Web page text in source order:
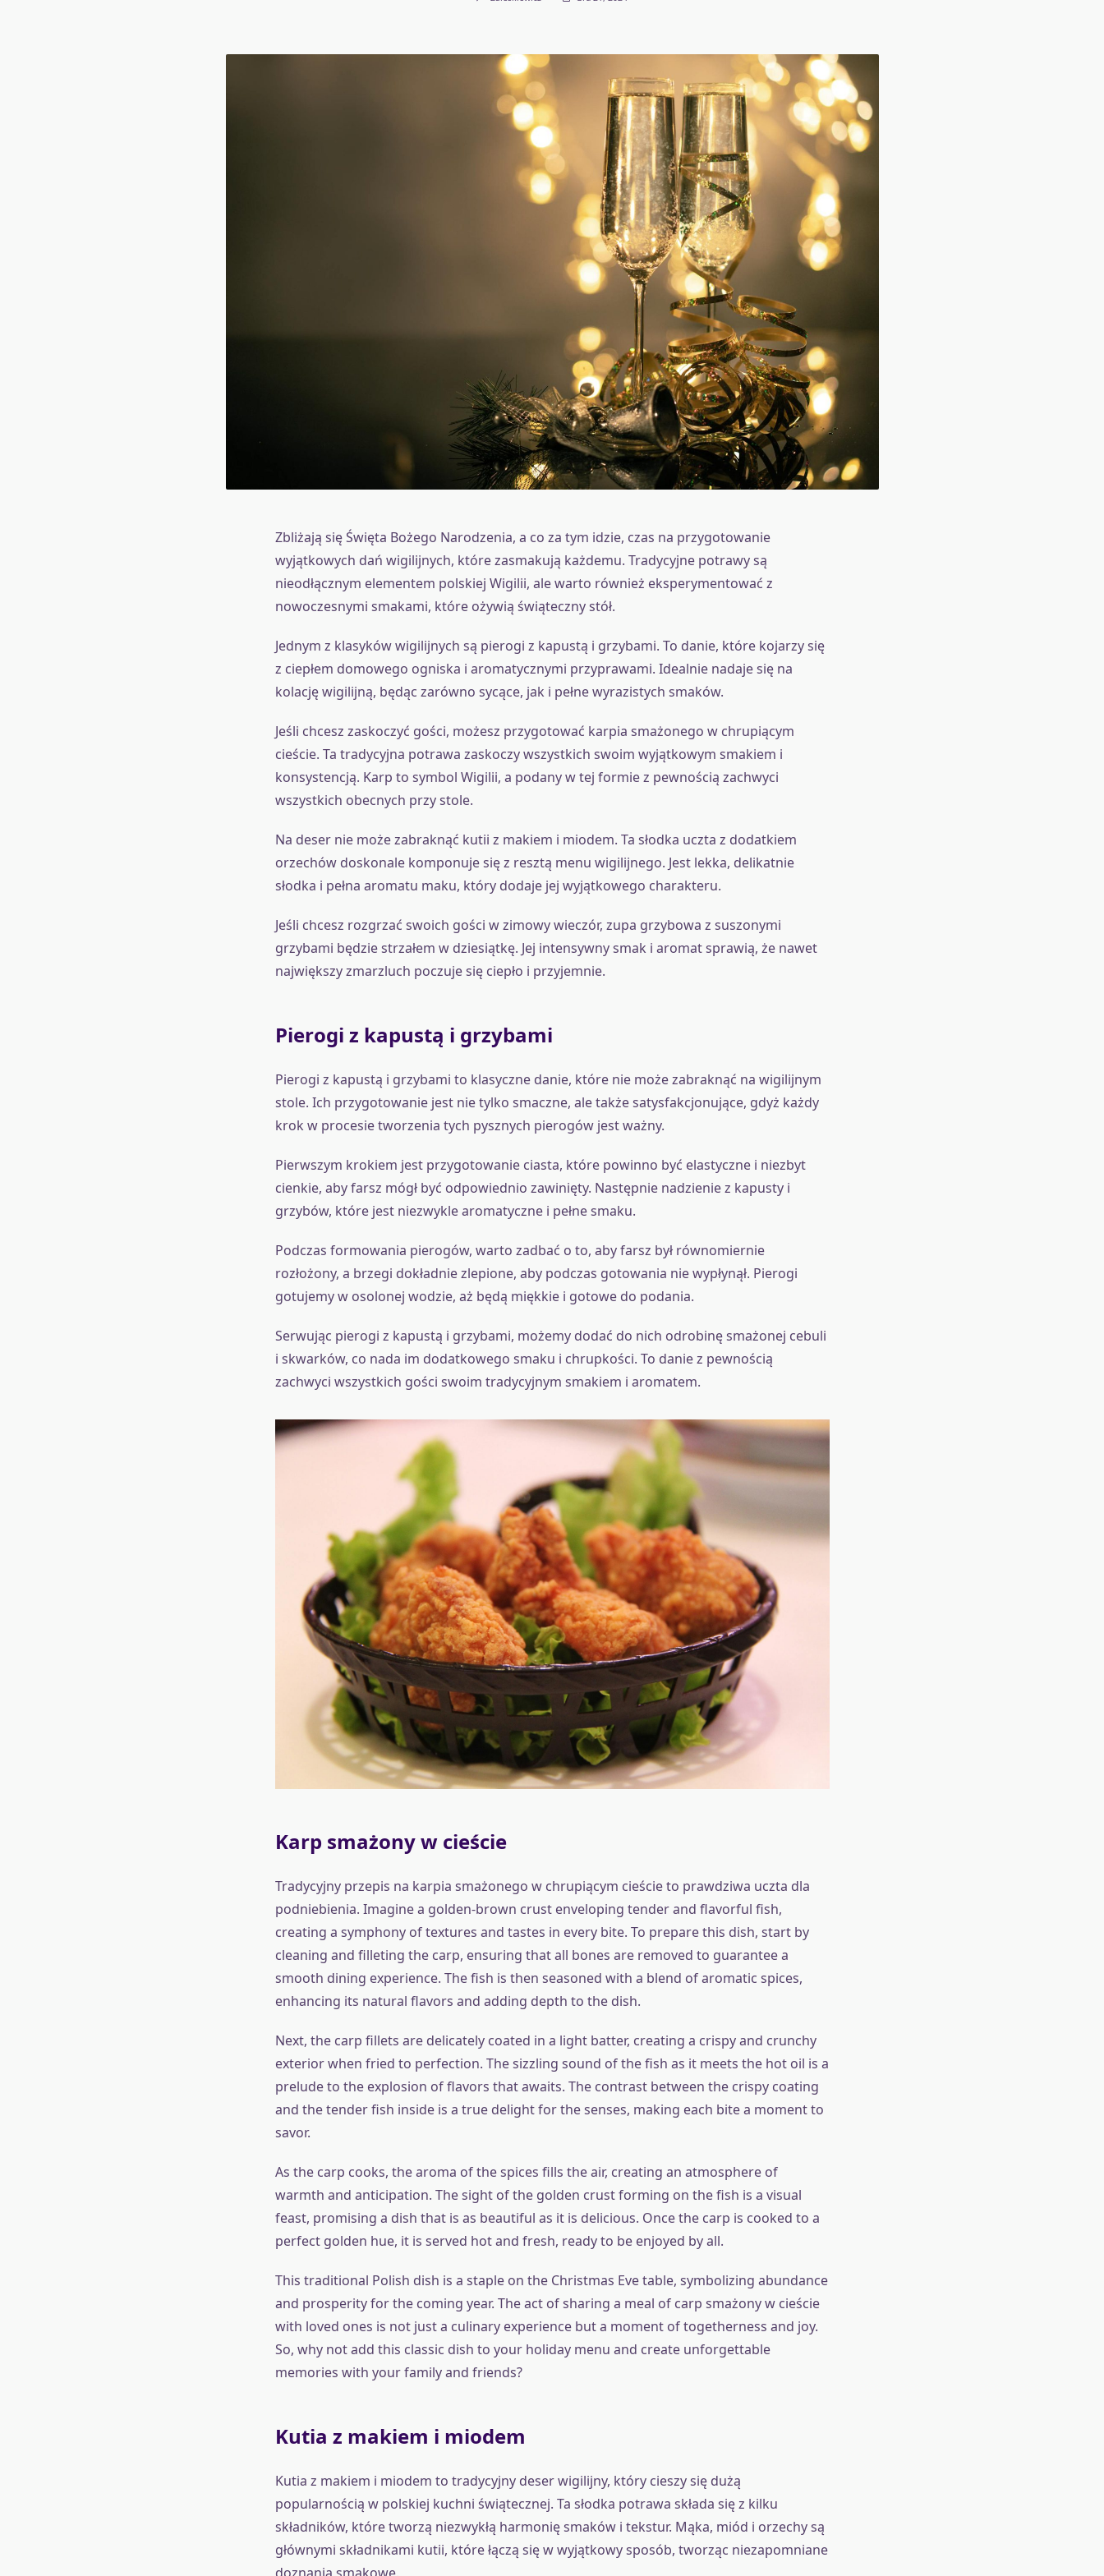
Zbliżają się Święta Bożego Narodzenia, a co za tym idzie, czas na przygotowanie
wyjątkowych dań wigilijnych, które zasmakują każdemu. Tradycyjne potrawy są
nieodłącznym elementem polskiej Wigilii, ale warto również eksperymentować z
nowoczesnymi smakami, które ożywią świąteczny stół.
Jednym z klasyków wigilijnych są pierogi z kapustą i grzybami. To danie, które kojarzy się
z ciepłem domowego ogniska i aromatycznymi przyprawami. Idealnie nadaje się na
kolację wigilijną, będąc zarówno sycące, jak i pełne wyrazistych smaków.
Jeśli chcesz zaskoczyć gości, możesz przygotować karpia smażonego w chrupiącym
cieście. Ta tradycyjna potrawa zaskoczy wszystkich swoim wyjątkowym smakiem i
konsystencją. Karp to symbol Wigilii, a podany w tej formie z pewnością zachwyci
wszystkich obecnych przy stole.
Na deser nie może zabraknąć kutii z makiem i miodem. Ta słodka uczta z dodatkiem
orzechów doskonale komponuje się z resztą menu wigilijnego. Jest lekka, delikatnie
słodka i pełna aromatu maku, który dodaje jej wyjątkowego charakteru.
Jeśli chcesz rozgrzać swoich gości w zimowy wieczór, zupa grzybowa z suszonymi
grzybami będzie strzałem w dziesiątkę. Jej intensywny smak i aromat sprawią, że nawet
największy zmarzluch poczuje się ciepło i przyjemnie.
Pierogi z kapustą i grzybami
Pierogi z kapustą i grzybami to klasyczne danie, które nie może zabraknąć na wigilijnym
stole. Ich przygotowanie jest nie tylko smaczne, ale także satysfakcjonujące, gdyż każdy
krok w procesie tworzenia tych pysznych pierogów jest ważny.
Pierwszym krokiem jest przygotowanie ciasta, które powinno być elastyczne i niezbyt
cienkie, aby farsz mógł być odpowiednio zawinięty. Następnie nadzienie z kapusty i
grzybów, które jest niezwykle aromatyczne i pełne smaku.
Podczas formowania pierogów, warto zadbać o to, aby farsz był równomiernie
rozłożony, a brzegi dokładnie zlepione, aby podczas gotowania nie wypłynął. Pierogi
gotujemy w osolonej wodzie, aż będą miękkie i gotowe do podania.
Serwując pierogi z kapustą i grzybami, możemy dodać do nich odrobinę smażonej cebuli
i skwarków, co nada im dodatkowego smaku i chrupkości. To danie z pewnością
zachwyci wszystkich gości swoim tradycyjnym smakiem i aromatem.
Karp smażony w cieście
Tradycyjny przepis na karpia smażonego w chrupiącym cieście to prawdziwa uczta dla
podniebienia. Imagine a golden-brown crust enveloping tender and flavorful fish,
creating a symphony of textures and tastes in every bite. To prepare this dish, start by
cleaning and filleting the carp, ensuring that all bones are removed to guarantee a
smooth dining experience. The fish is then seasoned with a blend of aromatic spices,
enhancing its natural flavors and adding depth to the dish.
Next, the carp fillets are delicately coated in a light batter, creating a crispy and crunchy
exterior when fried to perfection. The sizzling sound of the fish as it meets the hot oil is a
prelude to the explosion of flavors that awaits. The contrast between the crispy coating
and the tender fish inside is a true delight for the senses, making each bite a moment to
savor.
As the carp cooks, the aroma of the spices fills the air, creating an atmosphere of
warmth and anticipation. The sight of the golden crust forming on the fish is a visual
feast, promising a dish that is as beautiful as it is delicious. Once the carp is cooked to a
perfect golden hue, it is served hot and fresh, ready to be enjoyed by all.
This traditional Polish dish is a staple on the Christmas Eve table, symbolizing abundance
and prosperity for the coming year. The act of sharing a meal of carp smażony w cieście
with loved ones is not just a culinary experience but a moment of togetherness and joy.
So, why not add this classic dish to your holiday menu and create unforgettable
memories with your family and friends?
Kutia z makiem i miodem
Kutia z makiem i miodem to tradycyjny deser wigilijny, który cieszy się dużą
popularnością w polskiej kuchni świątecznej. Ta słodka potrawa składa się z kilku
składników, które tworzą niezwykłą harmonię smaków i tekstur. Mąka, miód i orzechy są
głównymi składnikami kutii, które łączą się w wyjątkowy sposób, tworząc niezapomniane